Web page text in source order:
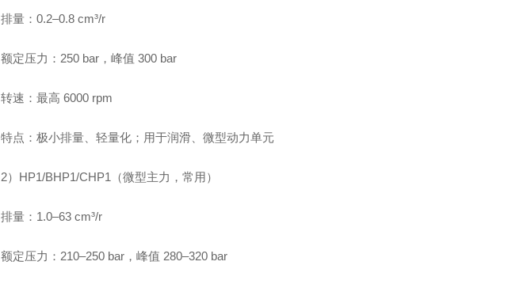
排量：0.2–0.8 cm³/r
额定压力：250 bar，峰值 300 bar
转速：最高 6000 rpm
特点：极小排量、轻量化；用于润滑、微型动力单元
2）HP1/BHP1/CHP1（微型主力，常用）
排量：1.0–63 cm³/r
额定压力：210–250 bar，峰值 280–320 bar